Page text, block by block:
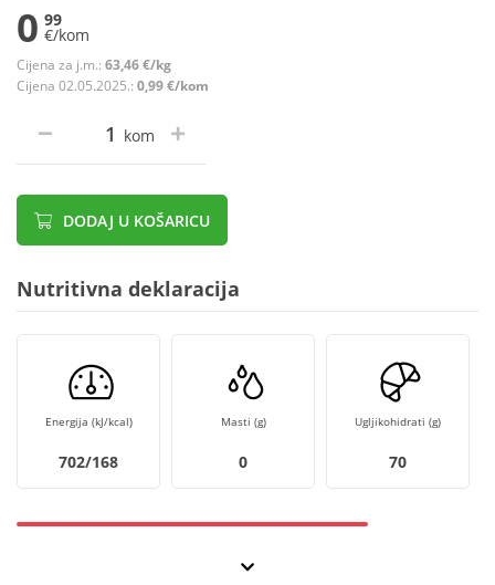
0 99
€/kom
Cijena za j.m.: 63,46 €/kg
Cijena 02.05.2025.: 0,99 €/kom
kom
DODAJ U KOŠARICU
Nutritivna deklaracija
Energija (kJ/kcal)
702/168
Masti (g)
0
Ugljikohidrati (g)
70